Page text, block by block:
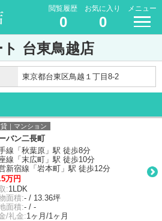
閲覧履歴
0
お気に入り
0
メニュー
台東鳥越店
東京都台東区鳥越１丁目8-2
｜マンション
バン二長町
線「秋葉原」駅 徒歩8分
線「末広町」駅 徒歩10分
新宿線「岩本町」駅 徒歩12分
万円
:1LDK
面積:- / 13.36坪
面積:- / -
/礼金:1ヶ月/1ヶ月